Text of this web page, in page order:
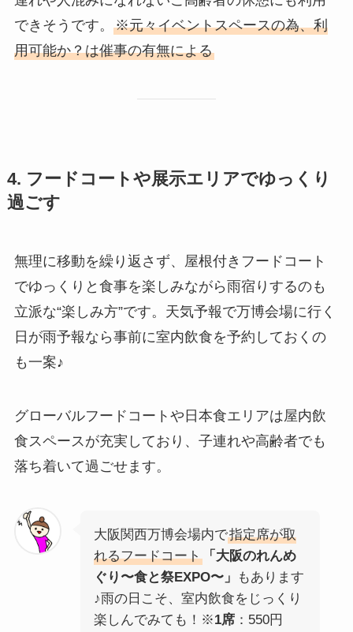
できそうです。 ※元々イベントスペースの為、利
用可能か？は催事の有無による
4. フードコートや展示エリアでゆっくり
過ごす
無理に移動を繰り返さず、屋根付きフードコート
でゆっくりと食事を楽しみながら雨宿りするのも
立派な“楽しみ方”です。天気予報で万博会場に行く
日が雨予報なら事前に室内飲食を予約しておくの
も一案♪
グローバルフードコートや日本食エリアは屋内飲
食スペースが充実しており、子連れや高齢者でも
落ち着いて過ごせます。
大阪関西万博会場内で指定席が取
れるフードコート「大阪のれんめ
ぐり〜食と祭EXPO〜」
もあります
♪雨の日こそ、室内飲食をじっくり
楽しんでみても！※1席：550円